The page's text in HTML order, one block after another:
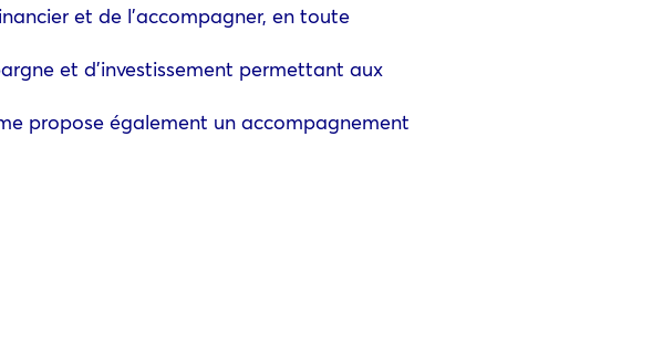
et de l’accompagner, en toute
et d’investissement permettant aux
propose également un accompagnement